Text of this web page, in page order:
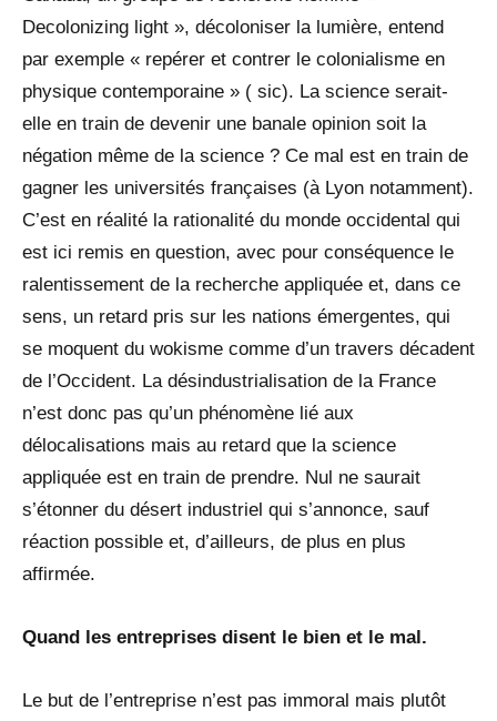
Decolonizing light », décoloniser la lumière, entend
par exemple « repérer et contrer le colonialisme en
physique contemporaine » ( sic). La science serait-
elle en train de devenir une banale opinion soit la
négation même de la science ? Ce mal est en train de
gagner les universités françaises (à Lyon notamment).
C’est en réalité la rationalité du monde occidental qui
est ici remis en question, avec pour conséquence le
ralentissement de la recherche appliquée et, dans ce
sens, un retard pris sur les nations émergentes, qui
se moquent du wokisme comme d’un travers décadent
de l’Occident. La désindustrialisation de la France
n’est donc pas qu’un phénomène lié aux
délocalisations mais au retard que la science
appliquée est en train de prendre. Nul ne saurait
s’étonner du désert industriel qui s’annonce, sauf
réaction possible et, d’ailleurs, de plus en plus
affirmée.
Quand les entreprises disent le bien et le mal.
Le but de l’entreprise n’est pas immoral mais plutôt